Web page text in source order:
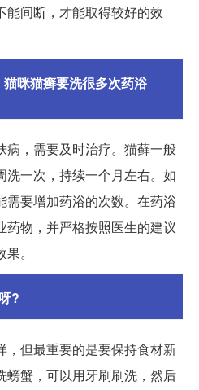
能间断，才能取得较好的效
猫咪猫癣要洗很多次药浴
病，需要及时治疗。猫藓一般
洗一次，持续一个月左右。如
需要增加药浴的次数。在药浴
药物，并严格按照医生的建议
。
?
，但最重要的是要保持食材新
螃蟹，可以用牙刷刷洗，然后